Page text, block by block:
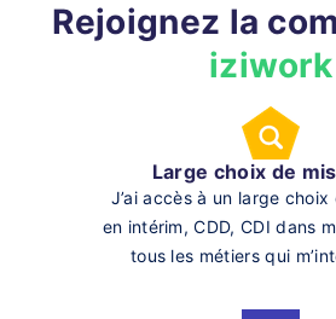
Rejoignez la
iziwork
Large choix de
J’ai accès à un large choix
en intérim, CDD, CDI dans
tous les métiers qui